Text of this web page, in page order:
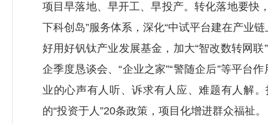
项目早落地、早开工、早投产。转化落地要快
下科创岛”服务体系，深化“中试平台建在产业
好用好钒钛产业发展基金，加大“智改数转网
企季度恳谈会、“企业之家”“警随企后”等平台
业的心声有人听、诉求有人应、难题有人解
的“投资于人”20条政策，项目化增进群众福祉。